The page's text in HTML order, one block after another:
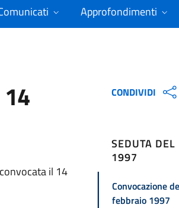
Approfondimenti
il 14
CONDIVIDI
SEDUTA
1997
Convocazione
febbraio 1997